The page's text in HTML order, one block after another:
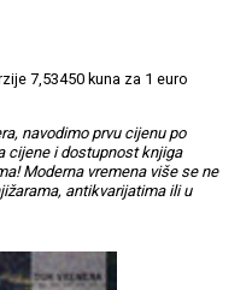
7,53450 kuna za 1 euro
navodimo prvu cijenu po
cijene i dostupnost knjiga
Moderna vremena više se ne
antikvarijatima ili u